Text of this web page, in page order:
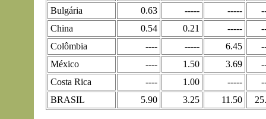
Bulgária 0.63 ----- -----
China
0.54 0.21 -----
Colômbia
---- ----- 6.45
México
---- 1.50 3.69
Costa Rica
---- 1.00 -----
BRASIL
5.90 3.25 11.50